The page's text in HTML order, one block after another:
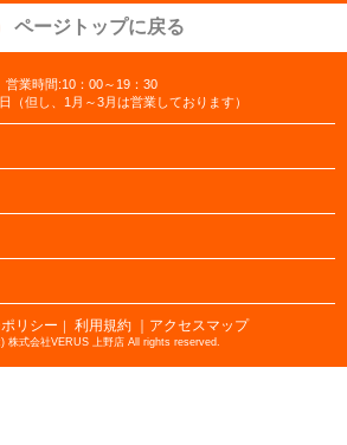
ページトップに戻る
営業時間:10：00～19：30
（但し、1月～3月は営業しております）
リシー ｜ 利用規約 ｜アクセスマップ
株式会社VERUS 上野店 All rights reserved.